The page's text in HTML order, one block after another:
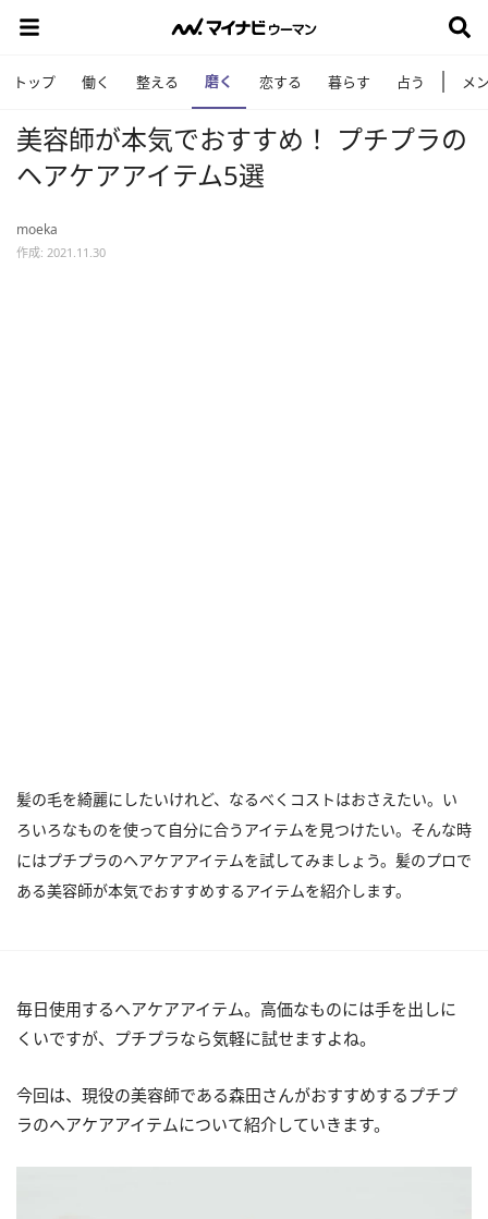
トップ 働く 整える 磨く 恋する 暮らす 占う メ
美容師が本気でおすすめ！ プチプラの
ヘアケアアイテム5選
moeka
作成: 2021.11.30
髪の毛を綺麗にしたいけれど、なるべくコストはおさえたい。い
ろいろなものを使って自分に合うアイテムを見つけたい。そんな時
にはプチプラのヘアケアアイテムを試してみましょう。髪のプロで
ある美容師が本気でおすすめするアイテムを紹介します。
毎日使用するヘアケアアイテム。高価なものには手を出しに
くいですが、プチプラなら気軽に試せますよね。
今回は、現役の美容師である森田さんがおすすめするプチプ
ラのヘアケアアイテムについて紹介していきます。